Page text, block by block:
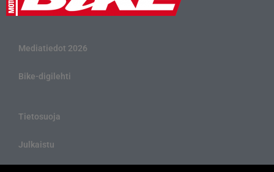
Mediatiedot 2026
Bike-digilehti
Tietosuoja
Julkaistu